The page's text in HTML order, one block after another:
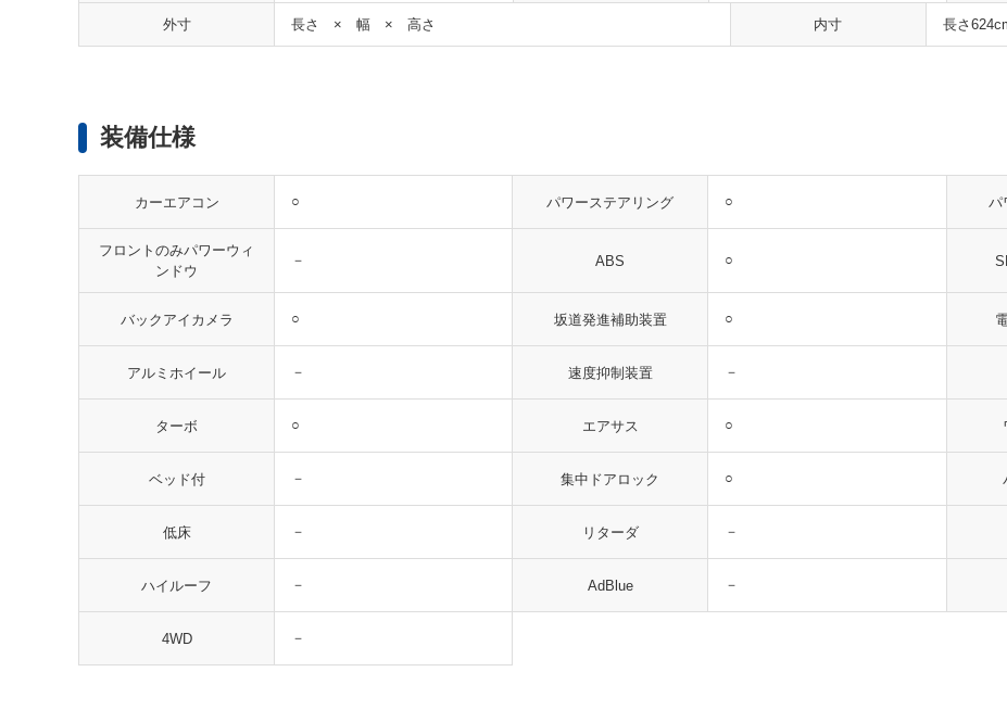
外寸 長さ × 幅 × 高さ 内寸 長さ
装備仕様
カーエアコン ○ パワーステアリング ○ パ
フロントのみパワーウィ
ンドウ
－ ABS ○
バックアイカメラ ○ 坂道発進補助装置 ○
アルミホイール － 速度抑制装置 －
ターボ ○ エアサス ○
ベッド付 － 集中ドアロック ○
低床 － リターダ －
ハイルーフ － AdBlue －
4WD －